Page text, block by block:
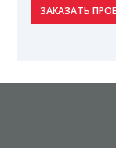
ЗАКАЗАТЬ